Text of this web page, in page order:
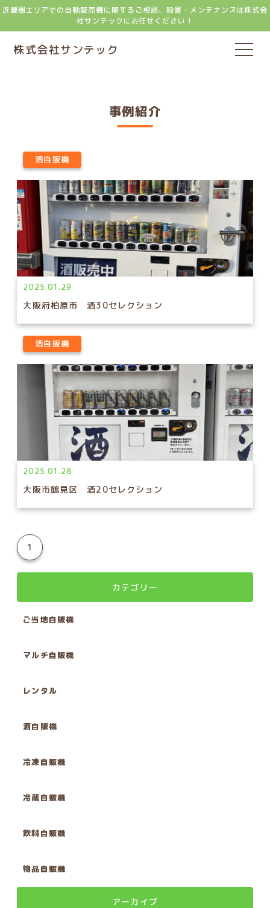
近畿圏エリアでの自動販売機に関するご相談、設置・メンテナンスは株式会
社サンテックにお任せください！
株式会社サンテック
事例紹介
酒自販機
2025.01.29
大阪府柏原市 酒30セレクション
酒自販機
2025.01.28
大阪市鶴見区 酒20セレクション
1
カテゴリー
ご当地自販機
マルチ自販機
レンタル
酒自販機
冷凍自販機
冷蔵自販機
飲料自販機
物品自販機
アーカイブ